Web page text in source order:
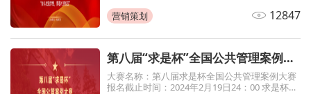
社会发展司、共青团中央宣传部、北京第二外国
营销策划 12847
第八届“求是杯”全国公共管理案例大赛
大赛名称：第八届求是杯全国公共管理案例大赛
报名截止时间：2024年2月19日24：00 求是杯全